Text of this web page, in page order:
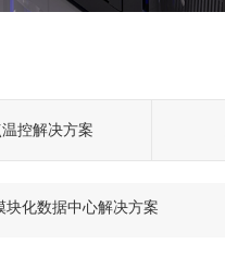
控解决方案
块化数据中心解决方案